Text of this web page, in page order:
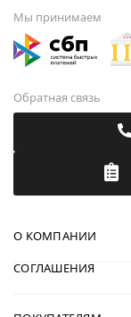
Мы принимаем
Обратная связь
О КОМПАНИИ
СОГЛАШЕНИЯ